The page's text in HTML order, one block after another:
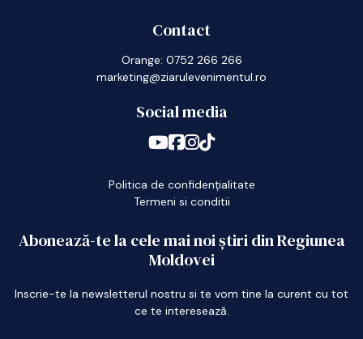
Contact
Orange: 0752 266 266
marketing@ziarulevenimentul.ro
Social media
Politica de confidențialitate
Termeni si conditii
Abonează-te la cele mai noi știri din Regiunea
Moldovei
Inscrie-te la newsletterul nostru si te vom tine la curent cu tot
ce te interesează.